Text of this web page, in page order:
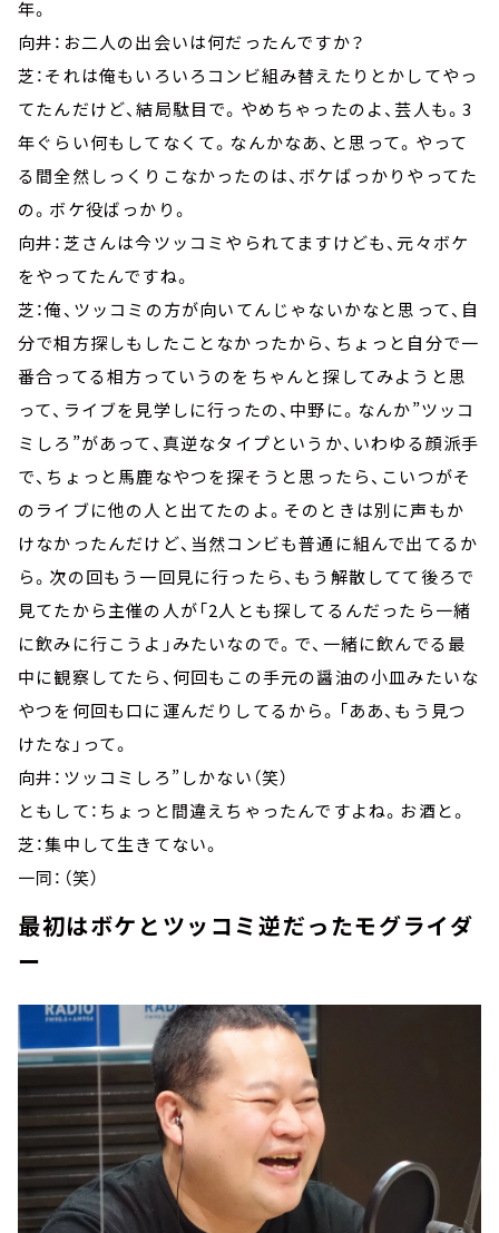
年。
向井：お二人の出会いは何だったんですか？
芝：それは俺もいろいろコンビ組み替えたりとかしてやっ
てたんだけど、結局駄目で。やめちゃったのよ、芸人も。3
年ぐらい何もしてなくて。なんかなあ、と思って。やって
る間全然しっくりこなかったのは、ボケばっかりやってた
の。ボケ役ばっかり。
向井：芝さんは今ツッコミやられてますけども、元々ボケ
をやってたんですね。
芝：俺、ツッコミの方が向いてんじゃないかなと思って、自
分で相方探しもしたことなかったから、ちょっと自分で一
番合ってる相方っていうのをちゃんと探してみようと思
って、ライブを見学しに行ったの、中野に。なんか”ツッコ
ミしろ”があって、真逆なタイプというか、いわゆる顔派手
で、ちょっと馬鹿なやつを探そうと思ったら、こいつがそ
のライブに他の人と出てたのよ。そのときは別に声もか
けなかったんだけど、当然コンビも普通に組んで出てるか
ら。次の回もう一回見に行ったら、もう解散してて後ろで
見てたから主催の人が「2人とも探してるんだったら一緒
に飲みに行こうよ」みたいなので。で、一緒に飲んでる最
中に観察してたら、何回もこの手元の醤油の小皿みたいな
やつを何回も口に運んだりしてるから。「ああ、もう見つ
けたな」って。
向井：ツッコミしろ”しかない（笑）
ともして：ちょっと間違えちゃったんですよね。お酒と。
芝：集中して生きてない。
一同：（笑）
最初はボケとツッコミ逆だったモグライダ
ー